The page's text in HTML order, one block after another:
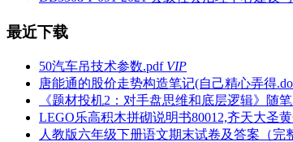
最近下载
50汽车吊技术参数.pdf VIP
唐能通的股价走势构造笔记(自己精心弄得
《题材投机2：对手盘思维和底层逻辑》随
LEGO乐高积木拼砌说明书80012,齐天大圣
人教版六年级下册语文期末试卷及答案（完